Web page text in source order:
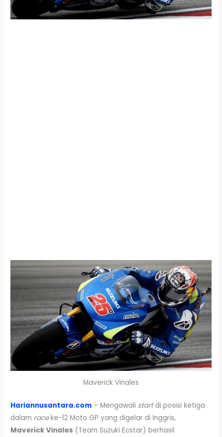
Maverick Vinales
Hariannusantara.com – Mengawali startdi posisi ketiga
dalam raceke-12 Moto GP yang digelar di Inggris,
Maverick Vinales (Team Suzuki Ecstar) berhasil